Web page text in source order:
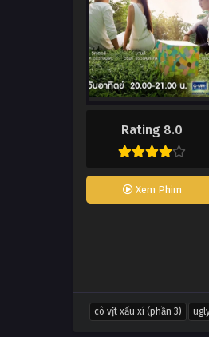
Rating 8.0
Xem Phim
cô vịt xấu xí (phần 3)